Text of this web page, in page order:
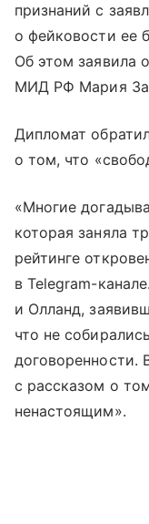
признаний с
о фейковости ее
Об этом заявила
МИД РФ Мария
Дипломат
о том, что
«Многие
которая заняла
рейтинге
в Telegram-
и Олланд,
что не
договоренности.
с рассказом о
ненастоящим».